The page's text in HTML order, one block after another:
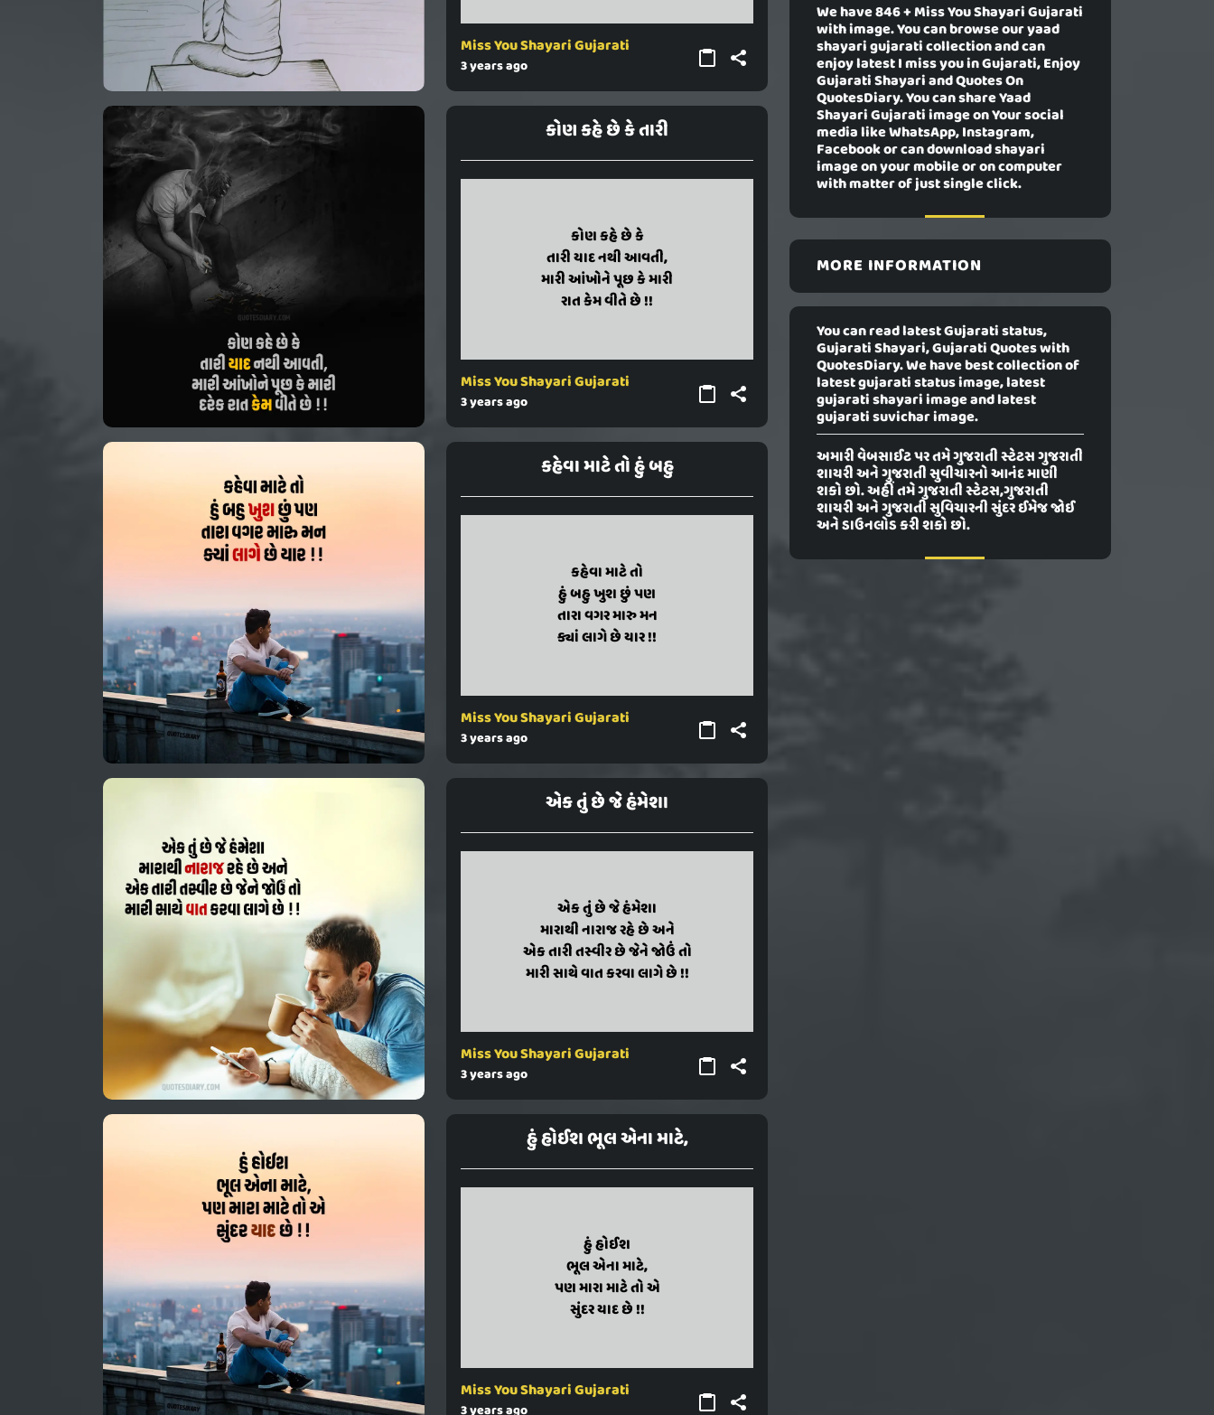
Miss You Shayari Gujarati
3 years ago
કોણ કહે છે કે તારી
કોણ કહે છે કે
તારી યાદ નથી આવતી,
મારી આંખોને પૂછ કે મારી
રાત કેમ વીતે છે !!
kon kahe chhe ke
tari yaad nathi aavati,
mari aankhone puchh ke mari
rat kem vite chhe !!
Miss You Shayari Gujarati
3 years ago
કહેવા માટે તો હું બહુ
કહેવા માટે તો
હું બહુ ખુશ છું પણ
તારા વગર મારુ મન
ક્યાં લાગે છે યાર !!
kaheva mate to
hu bahu khush chhu pan
tara vagar maru man
kya lage chhe yaar !!
Miss You Shayari Gujarati
3 years ago
એક તું છે જે હંમેશા
એક તું છે જે હંમેશા
મારાથી નારાજ રહે છે અને
એક તારી તસ્વીર છે જેને જોઉં તો
મારી સાથે વાત કરવા લાગે છે !!
ek tu chhe je hammesha
marathi naraj rahe chhe ane
ek tari tasvir chhe jene jou to
mari sathe vaat karava lage chhe !!
Miss You Shayari Gujarati
3 years ago
હું હોઈશ ભૂલ એના માટે,
હું હોઈશ
ભૂલ એના માટે,
પણ મારા માટે તો એ
સુંદર યાદ છે !!
hu hoish
bhul ena mate,
pan mara mate to e
sundar yaad chhe !!
Miss You Shayari Gujarati
We have 846 +Miss You Shayari Gujarati
with image. You can browse our yaad
shayari gujarati collection and can
enjoy latest I miss you in Gujarati, Enjoy
Gujarati Shayari and Quotes On
QuotesDiary. You can share Yaad
Shayari Gujarati image on Your social
media like WhatsApp, Instagram,
Facebook or can download shayari
image on your mobile or on computer
with matter of just single click.
MORE INFORMATION
You can read latest Gujarati status,
Gujarati Shayari, Gujarati Quotes with
QuotesDiary. We have best collection of
latest gujarati status image, latest
gujarati shayari image and latest
gujarati suvichar image.
અમારી વેબસાઈટ પર તમે ગુજરાતી સ્ટેટસ ગુજરાતી
શાયરી અને ગુજરાતી સુવીચારનો આનંદ માણી
શકો છો. અહીં તમે ગુજરાતી સ્ટેટસ,ગુજરાતી
શાયરી અને ગુજરાતી સુવિચારની સુંદર ઈમેજ જોઈ
અને ડાઉનલોડ કરી શકો છો.